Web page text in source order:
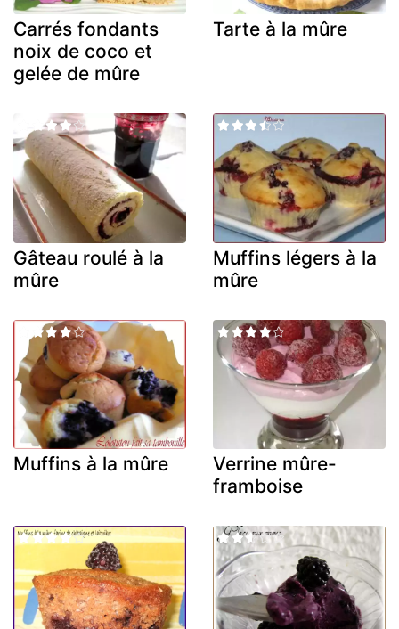
Carrés fondants
noix de coco et
gelée de mûre
Tarte à la mûre
Gâteau roulé à la
mûre
Muffins légers à la
mûre
Muffins à la mûre
Verrine mûre-
framboise